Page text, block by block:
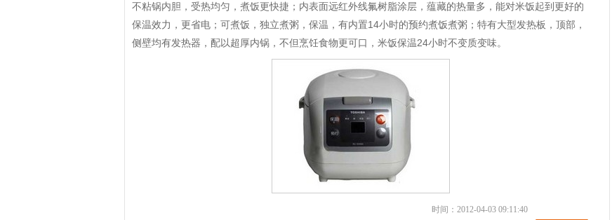
不粘锅内胆，受热均匀，煮饭更快捷；内表面远红外线氟树脂涂层，蕴藏的热量多，能对米饭起到更好的
保温效力，更省电；可煮饭，独立煮粥，保温，有内置14小时的预约煮饭煮粥；特有大型发热板，顶部，
侧壁均有发热器，配以超厚内锅，不但烹饪食物更可口，米饭保温24小时不变质变味。
时间：2012-04-03 09:11:40